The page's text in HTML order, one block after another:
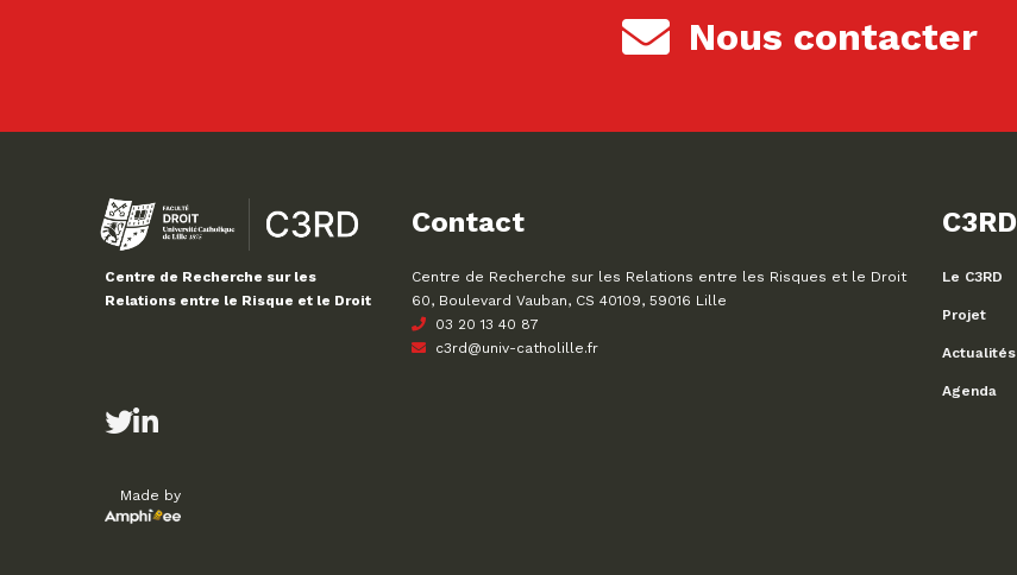
Nous contacter
Centre de Recherche sur les
Relations entre le Risque et le Droit
Contact
Centre de Recherche sur les Relations entre les Risques et le Droit
60, Boulevard Vauban, CS 40109, 59016 Lille
03 20 13 40 87
c3rd@univ-catholille.fr
C3RD
Le C3RD
Projet
Actualités
Agenda
Made by